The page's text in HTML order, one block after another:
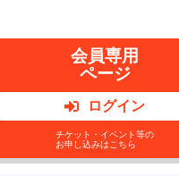
会員専用
ページ
ログイン
チケット・イベント等の
お申し込みはこちら